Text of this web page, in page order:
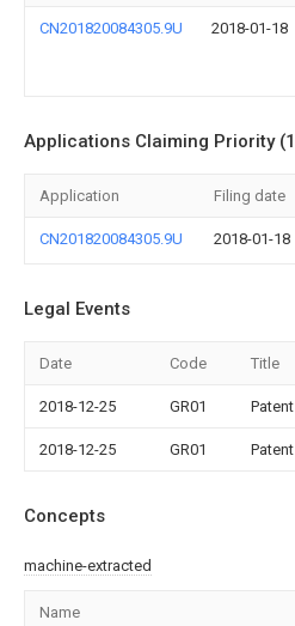
CN201820084305.9U 2018-01-18
Applications Claiming Priority
Application Filing date
CN201820084305.9U 2018-01-18
Legal Events
Date Code Title
2018-12-25 GR01
2018-12-25 GR01
Concepts
machine-extracted
Name